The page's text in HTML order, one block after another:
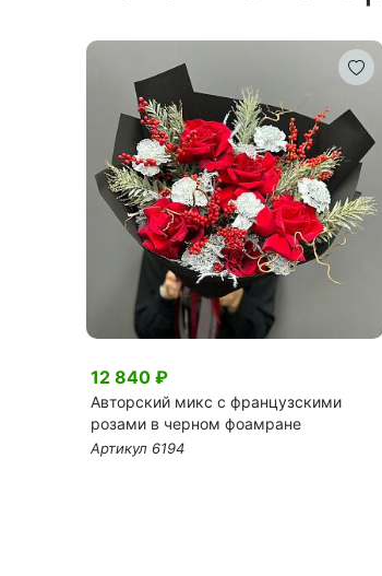
12 840 ₽
Авторский микс с французскими
розами в черном фоамране
Артикул 6194